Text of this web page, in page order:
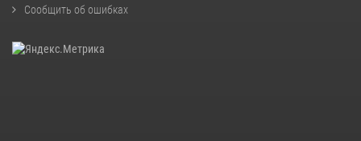
Сообщить об ошибках